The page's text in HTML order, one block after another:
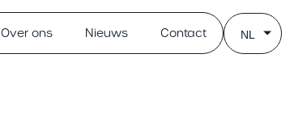
Over ons Nieuws Contact NL